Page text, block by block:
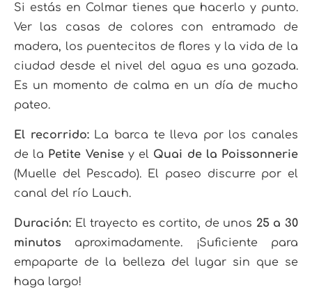
Si estás en Colmar tienes que hacerlo y punto.
Ver las casas de colores con entramado de
madera, los puentecitos de flores y la vida de la
ciudad desde el nivel del agua es una gozada.
Es un momento de calma en un día de mucho
pateo.
El recorrido:La barca te lleva por los canales
de la Petite Venisey el Quai de la Poissonnerie
(Muelle del Pescado). El paseo discurre por el
canal del río Lauch.
Duración: El trayecto es cortito, de unos 25 a 30
minutos aproximadamente. ¡Suficiente para
empaparte de la belleza del lugar sin que se
haga largo!